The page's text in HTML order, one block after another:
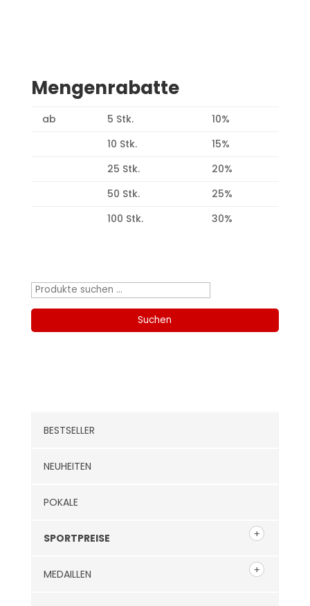
Mengenrabatte
ab 5 Stk.
10%
10 Stk.
15%
25 Stk.
20%
50 Stk.
25%
100 Stk.
30%
Suchen
Suchen
BESTSELLER
NEUHEITEN
POKALE
SPORTPREISE
MEDAILLEN